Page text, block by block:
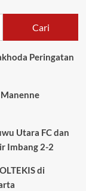
Cari
Peringatan
Utara FC dan
Imbang 2-2
di